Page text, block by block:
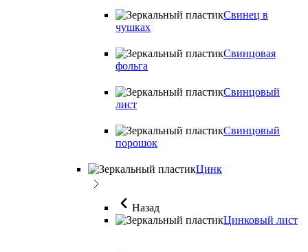
Свинец в
чушках
Свинцовая
фольга
Свинцовый
лист
Свинцовый
порошок
Цинк
Назад
Цинковый лист